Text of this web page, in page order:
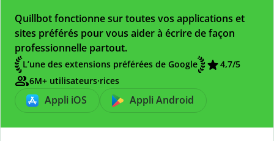
Quillbot fonctionne sur toutes vos applications et
sites préférés pour vous aider à écrire de façon
professionnelle partout.
L’une des extensions préférées de Google 4,7/5
6M+ utilisateurs·rices
Appli iOS Appli Android